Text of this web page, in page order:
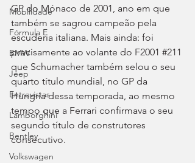
Mobilidade
Fórmula E
BMW
Jeep
Entrevistas
Lamborghini
Bentley
Volkswagen
GP do Mónaco de 2001, ano em que
também se sagrou campeão pela
escuderia italiana. Mais ainda: foi
precisamente ao volante do F2001 #211
que Schumacher também selou o seu
quarto título mundial, no GP da
Hungria dessa temporada, ao mesmo
tempo que a Ferrari confirmava o seu
segundo título de construtores
consecutivo.